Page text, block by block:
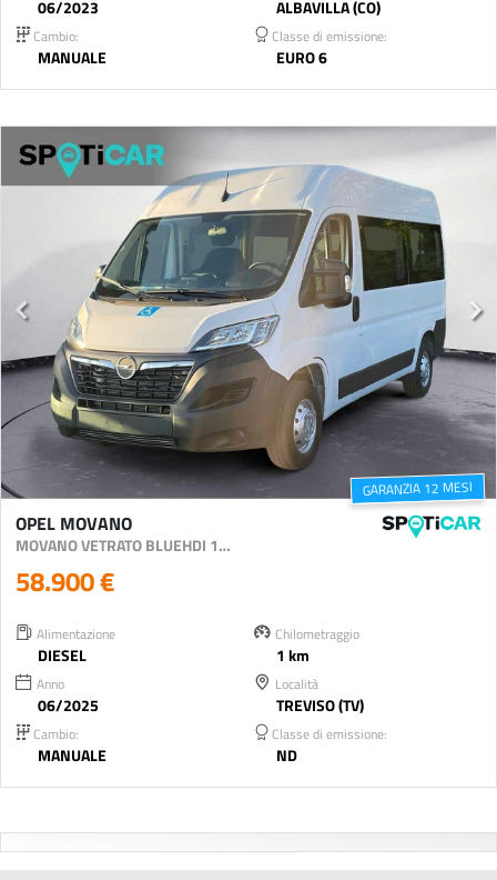
06/2023 ALBAVILLA (CO)
Cambio:
MANUALE
Classe di emissione:
EURO 6
GARANZIA 12 MESI
OPEL MOVANO
MOVANO VETRATO BLUEHDI 140CV S&S L2H2 ALLESTITO FOCACCIA
58.900 €
Alimentazione
DIESEL
Chilometraggio
1 km
Anno
06/2025
Località
TREVISO (TV)
Cambio:
MANUALE
Classe di emissione:
ND